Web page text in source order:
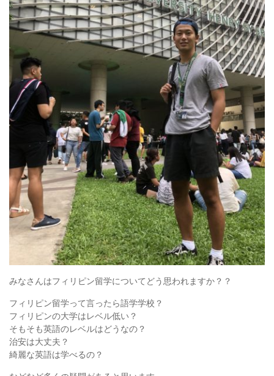
みなさんはフィリピン留学についてどう思われますか？？
フィリピン留学って言ったら語学学校？
フィリピンの大学はレベル低い？
そもそも英語のレベルはどうなの？
治安は大丈夫？
綺麗な英語は学べるの？